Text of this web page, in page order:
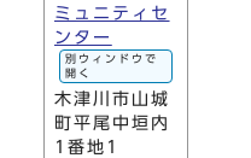
ミュニティセ
ンター
別ウィンドウで
開く
木津川市山城
町平尾中垣内
1番地1